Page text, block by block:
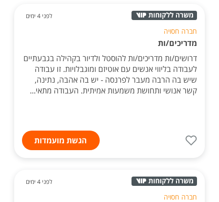
לפני 4 ימים
חברה חסויה
מדריכים/ות
דרושים/ות מדריכים/ות להוסטל ולדיור בקהילה בגבעתיים
לעבודה בליווי אנשים עם אוטיזם ומוגבלויות. זו עבודה
שיש בה הרבה מעבר לפרנסה - יש בה אהבה, נתינה,
קשר אנושי ותחושת משמעות אמיתית. העבודה מתאי...
הגשת מועמדות
לפני 4 ימים
חברה חסויה